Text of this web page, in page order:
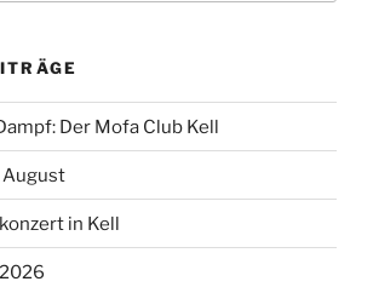
Der Mofa Club Kell
August
in Kell